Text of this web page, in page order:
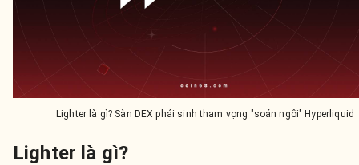
Lighter là gì? Sàn DEX phái sinh tham vọng "soán ngôi" Hyperliquid
Lighter là gì?